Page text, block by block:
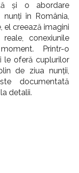
și o abordare
în România,
el creează imagini
conexiunile
Printr-o
le oferă cuplurilor
de ziua nunții,
documentată
detalii.